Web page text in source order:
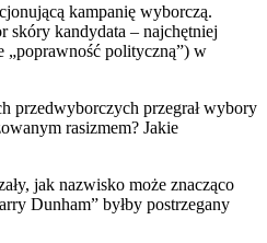
kampanię wyborczą.
skóry kandydata – najchętniej
„poprawność polityczną”) w
przedwyborczych przegrał wybory
rasizmem? Jakie
jak nazwisko może znacząco
Dunham” byłby postrzegany